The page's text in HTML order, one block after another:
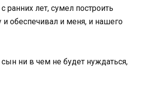
ранних лет, сумел построить
обеспечивал и меня, и нашего
ни в чем не будет нуждаться,